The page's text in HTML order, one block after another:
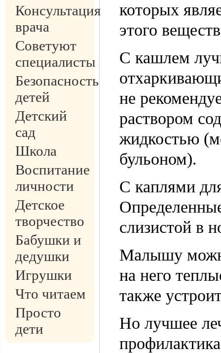
Консультация
врача
Советуют
специалисты
Безопасность
детей
Детский
сад
Школа
Воспитание
личности
Детское
творчество
Бабушки и
дедушки
Игрушки
Что читаем
Просто
дети
которых
этого
С кашлем
не
раствором
жидкостью
бульоном).
С каплями
слизистой в
Малышу
на него
также
Но лучшее